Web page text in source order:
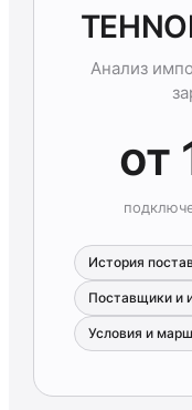
Анализ
от
История
Поставщики и
Условия и